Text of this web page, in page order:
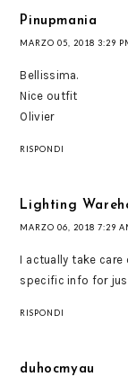
Pinupmania
MARZO 05, 2018 3:29
Bellissima.
Nice outfit
Olivier
RISPONDI
Lighting
MARZO 06, 2018 7:29
I actually take
specific info for
RISPONDI
duhocmyau